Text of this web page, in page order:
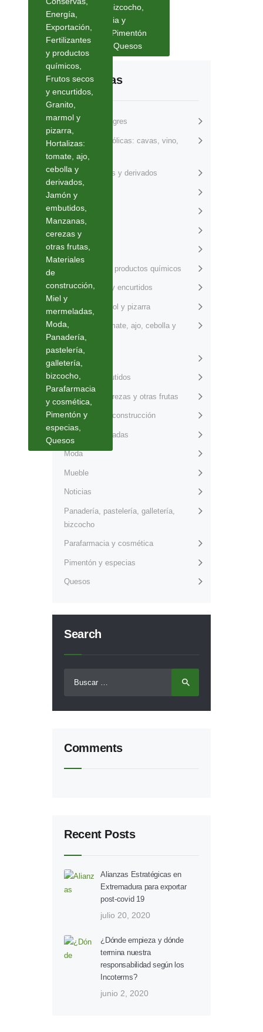
galletería, bizcocho,
Parafarmacia y
cosmética
Pimentón
y especias
,Quesos
Energía,
Exportación,
Fertilizantes
y productos
químicos,
Frutos secos
y encurtidos,
Granito,
marmol y
pizarra,
Hortalizas:
tomate, ajo,
cebolla y
derivados,
Jamón y
embutidos,
Manzanas,
cerezas y
otras frutas,
Materiales
de
construcción,
Miel y
mermeladas,
Moda,
Panadería,
pastelería,
galletería,
bizcocho,
Parafarmacia
y cosmética,
Pimentón y
especias,
Quesos
Paginación
de
entradas
PAGE PAGE
2
Categorías
Aceites y vinagres
Bebidas alcohólicas: cavas, vino,
licores
Carnes frescas y derivados
Casos reales
Conservas
Exportación
Fertilizantes y productos químicos
Frutos secos y encurtidos
Granito, marmol y pizarra
Hortalizas: tomate, ajo, cebolla y
derivados
Innovación
Jamón y embutidos
Manzanas, cerezas y otras frutas
Materiales de construcción
Miel y mermeladas
Moda
Mueble
Noticias
Panadería, pastelería, galletería,
bizcocho
Parafarmacia y cosmética
Pimentón y especias
Quesos
Search
Comments
Recent Posts
Alianzas Estratégicas en
Extremadura para exportar
post-covid 19
julio 20, 2020
¿Dónde empieza y dónde
termina nuestra
responsabilidad según los
Incoterms?
junio 2, 2020